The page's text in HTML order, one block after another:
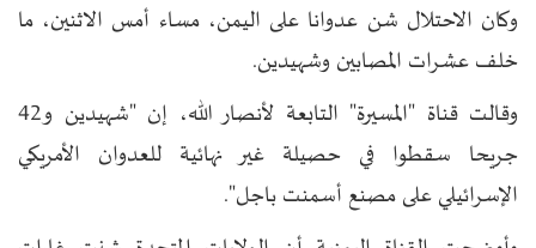
وكان الاحتلال شن عدوانا على اليمن، مساء أمس الاثنين، ما
خلف عشرات المصابين وشهيدين.
وقالت قناة "المسيرة" التابعة لأنصار الله، إن "شهيدين و42
جريحا سقطوا في حصيلة غير نهائية للعدوان الأمريكي
الإسرائيلي على مصنع أسمنت باجل".